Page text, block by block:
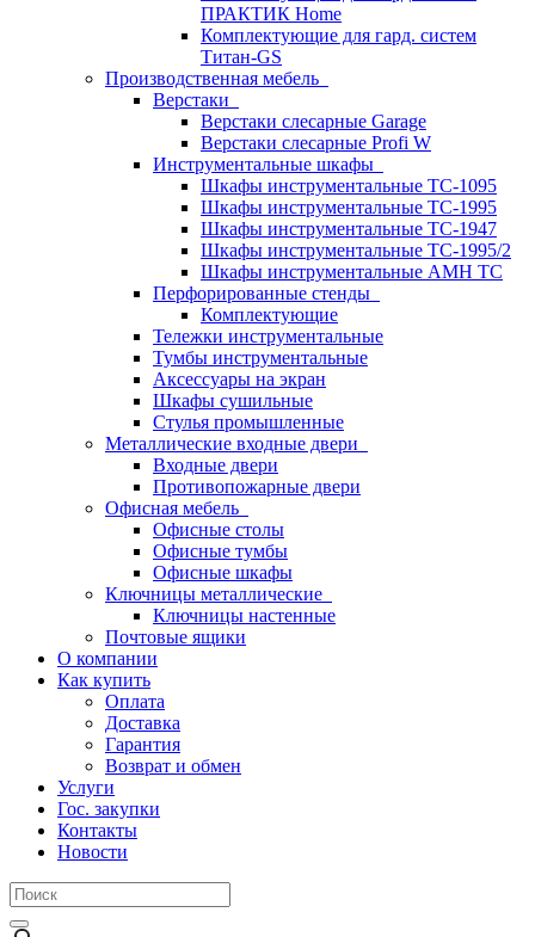
ПРАКТИК Home
Комплектующие для гард. систем
Титан-GS
Производственная мебель
Верстаки
Верстаки слесарные Garage
Верстаки слесарные Profi W
Инструментальные шкафы
Шкафы инструментальные TC-1095
Шкафы инструментальные TC-1995
Шкафы инструментальные TC-1947
Шкафы инструментальные TC-1995/2
Шкафы инструментальные AMH TC
Перфорированные стенды
Комплектующие
Тележки инструментальные
Тумбы инструментальные
Аксессуары на экран
Шкафы сушильные
Стулья промышленные
Металлические входные двери
Входные двери
Противопожарные двери
Офисная мебель
Офисные столы
Офисные тумбы
Офисные шкафы
Ключницы металлические
Ключницы настенные
Почтовые ящики
О компании
Как купить
Оплата
Доставка
Гарантия
Возврат и обмен
Услуги
Гос. закупки
Контакты
Новости